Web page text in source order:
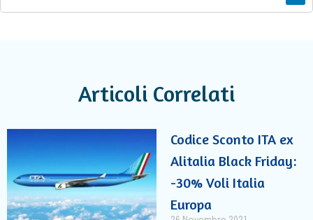
Articoli Correlati
Codice Sconto ITA ex
Alitalia Black Friday:
-30% Voli Italia
Europa